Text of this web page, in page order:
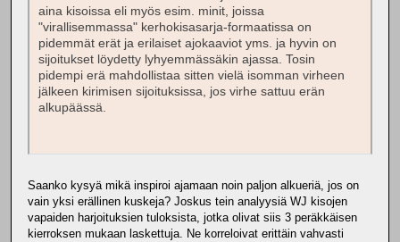
aina kisoissa eli myös esim. minit, joissa
"virallisemmassa" kerhokisasarja-formaatissa on
pidemmät erät ja erilaiset ajokaaviot yms. ja hyvin on
sijoitukset löydetty lyhyemmässäkin ajassa. Tosin
pidempi erä mahdollistaa sitten vielä isomman virheen
jälkeen kirimisen sijoituksissa, jos virhe sattuu erän
alkupäässä.
Saanko kysyä mikä inspiroi ajamaan noin paljon alkueriä, jos on
vain yksi erällinen kuskeja? Joskus tein analyysiä WJ kisojen
vapaiden harjoituksien tuloksista, jotka olivat siis 3 peräkkäisen
kierroksen mukaan laskettuja. Ne korreloivat erittäin vahvasti